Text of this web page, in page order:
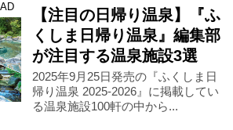
AD
【注目の日帰り温泉】『ふ
くしま日帰り温泉』編集部
が注目する温泉施設3選
2025年9月25日発売の『ふくしま日
帰り温泉 2025-2026』に掲載してい
る温泉施設100軒の中から...